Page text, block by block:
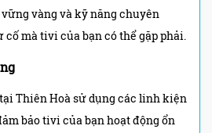
vàng và kỹ năng chuyên
mà tivi của bạn có thể gặp phải.
Thiên Hoà sử dụng các linh kiện
bảo tivi của bạn hoạt động ổn